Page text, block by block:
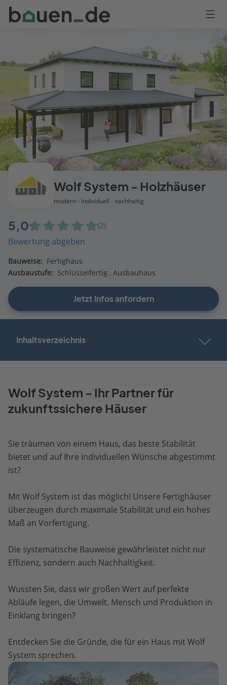
Bauen
Logo
Wolf System - Holzhäuser
modern - Individuell - nachhaltig
5,0 (2)
Bewertung abgeben
Bauweise: Fertighaus
Ausbaustufe: Schlüsselfertig Ausbauhaus
Jetzt Infos anfordern
Inhaltsverzeichnis
Wolf System - Ihr Partner für
zukunftssichere Häuser
Sie träumen von einem Haus, das beste Stabilität
bietet und auf Ihre individuellen Wünsche abgestimmt
ist?
Mit Wolf System ist das möglich! Unsere Fertighäuser
überzeugen durch maximale Stabilität und ein hohes
Maß an Vorfertigung.
Die systematische Bauweise gewährleistet nicht nur
Effizienz, sondern auch Nachhaltigkeit.
Wussten Sie, dass wir großen Wert auf perfekte
Abläufe legen, die Umwelt, Mensch und Produktion in
Einklang bringen?
Entdecken Sie die Gründe, die für ein Haus mit Wolf
System sprechen.